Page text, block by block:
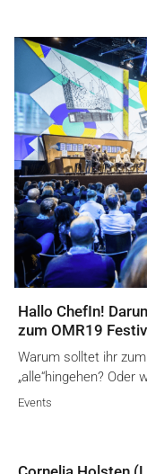
Hallo ChefIn!
zum OMR19
Warum solltet ihr
„alle“hingehen?
Events